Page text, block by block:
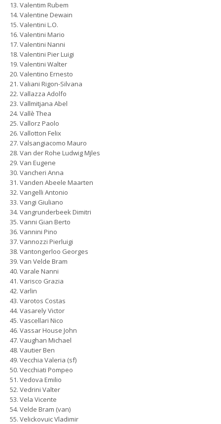
Valentim Rubem
Valentine Dewain
Valentini L.O.
Valentini Mario
Valentini Nanni
Valentini Pier Luigi
Valentini Walter
Valentino Ernesto
Valiani Rigon-Silvana
Vallazza Adolfo
Vallmitjana Abel
Vallè Thea
Vallorz Paolo
Vallotton Felix
Valsangiacomo Mauro
Van der Rohe Ludwig Mjles
Van Eugene
Vancheri Anna
Vanden Abeele Maarten
Vangelli Antonio
Vangi Giuliano
Vangrunderbeek Dimitri
Vanni Gian Berto
Vannini Pino
Vannozzi Pierluigi
Vantongerloo Georges
Van Velde Bram
Varale Nanni
Varisco Grazia
Varlin
Varotos Costas
Vasarely Victor
Vascellari Nico
Vassar House John
Vaughan Michael
Vautier Ben
Vecchia Valeria (sf)
Vecchiati Pompeo
Vedova Emilio
Vedrini Valter
Vela Vicente
Velde Bram (van)
Velickovuic Vladimir